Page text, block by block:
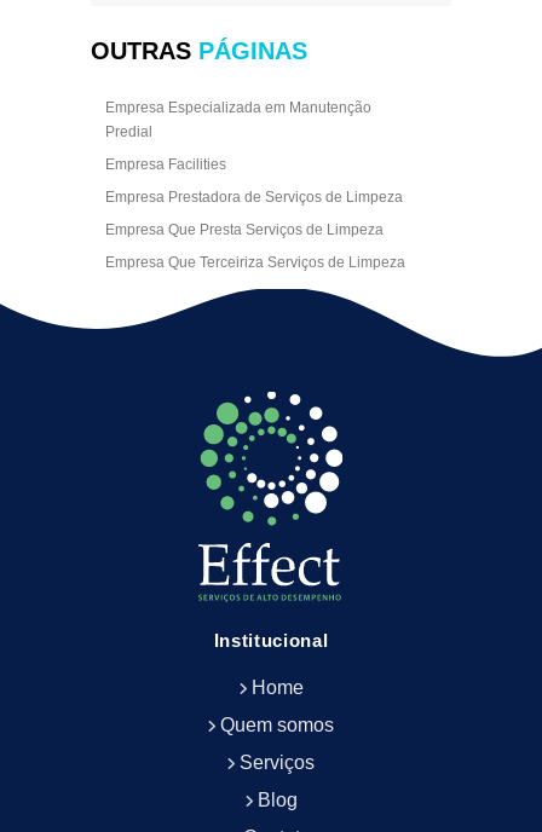
OUTRAS PÁGINAS
Empresa Especializada em Manutenção
Predial
Empresa Facilities
Empresa Prestadora de Serviços de Limpeza
Empresa Que Presta Serviços de Limpeza
Empresa Que Terceiriza Serviços de Limpeza
Empresa Terceirizada de Portaria
Empresa de Facilities
Empresa de Limpeza Empresarial
Empresa de Limpeza Predial
Empresa de Limpeza Predial Terceirizada
Empresa de Limpeza de Escritório
Empresa de Limpeza de Fachada
Empresa de Limpeza de Fachadas
Empresa de Limpeza e Conservação Predial
Empresa de Portaria e Controlador de Acesso
Empresa de Portaria e Limpeza
Empresa de Serviços Terceirizados
Institucional
Home
Quem somos
Serviços
Blog